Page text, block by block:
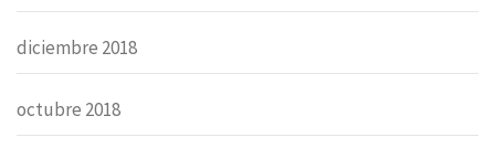
diciembre 2018
octubre 2018